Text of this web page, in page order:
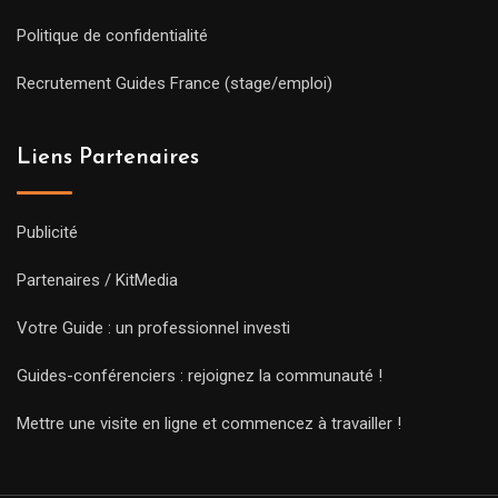
Politique de confidentialité
Recrutement Guides France (stage/emploi)
Liens Partenaires
Publicité
Partenaires / KitMedia
Votre Guide : un professionnel investi
Guides-conférenciers : rejoignez la communauté !
Mettre une visite en ligne et commencez à travailler !